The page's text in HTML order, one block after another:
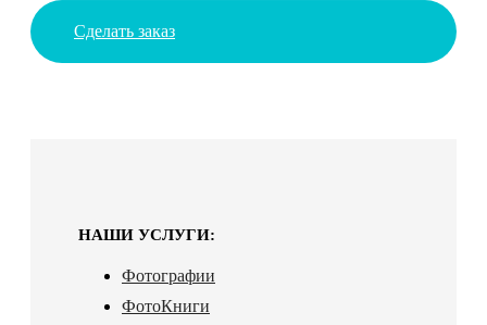
Сделать заказ
НАШИ УСЛУГИ:
Фотографии
ФотоКниги